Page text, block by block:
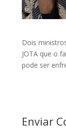
Dois
JOTA que o
pode ser
Enviar